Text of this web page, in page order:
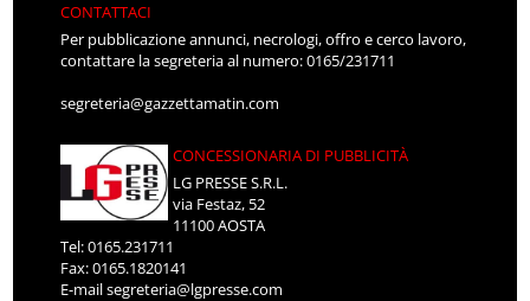
CONTATTACI
Per pubblicazione annunci, necrologi, offro e cerco lavoro,
contattare la segreteria al numero: 0165/231711
segreteria@gazzettamatin.com
CONCESSIONARIA DI PUBBLICITÀ
LG PRESSE S.R.L.
via Festaz, 52
11100 AOSTA
Tel: 0165.231711
Fax: 0165.1820141
E-mailsegreteria@lgpresse.com